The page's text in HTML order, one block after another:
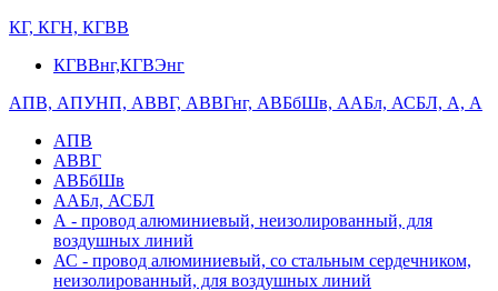
КГ, КГН, КГВВ
КГВВнг,КГВЭнг
АПВ, АПУНП, АВВГ, АВВГнг, АВБбШв, ААБл, АСБЛ, А, А
АПВ
АВВГ
АВБбШв
ААБл, АСБЛ
А - провод алюминиевый, неизолированный, для
воздушных линий
АС - провод алюминиевый, со стальным сердечником,
неизолированный, для воздушных линий